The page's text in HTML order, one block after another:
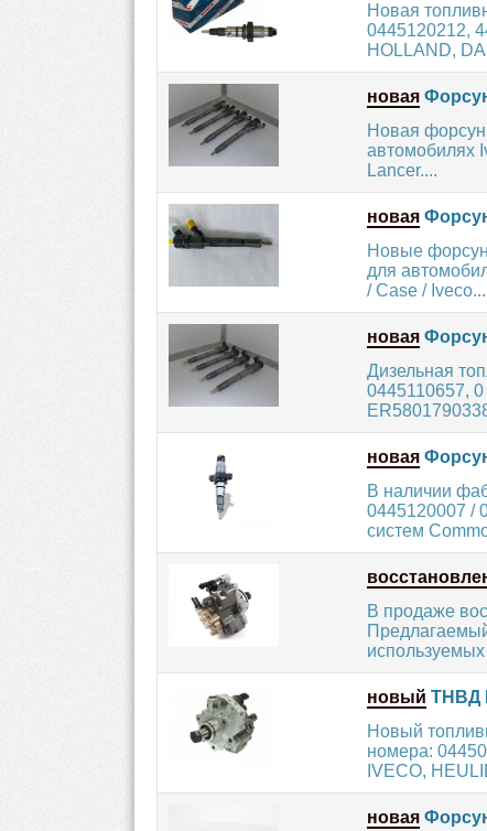
Новая
0445120212,
HOLLAND,
новая
Новая
автомобилях
Lancer....
новая
Новые
для
/ Case / Iveco...
новая
Дизельная
0445110657,
новая
В наличии
0445120007 /
систем
В продаже
используемых
новый ТНВД
Новый
номера:
IVECO,
новая